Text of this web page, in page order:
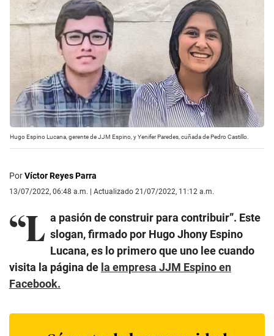
Hugo Espino Lucana, gerente de JJM Espino, y Yenifer Paredes, cuñada de Pedro Castillo.
PorVíctor Reyes Parra
13/07/2022, 06:48 a.m. | Actualizado 21/07/2022, 11:12 a.m.
“L a pasión de construir para contribuir”. Este
slogan, firmado por Hugo Jhony Espino
Lucana, es lo primero que uno lee cuando
visita la página de la empresa JJM Espino en
Facebook.